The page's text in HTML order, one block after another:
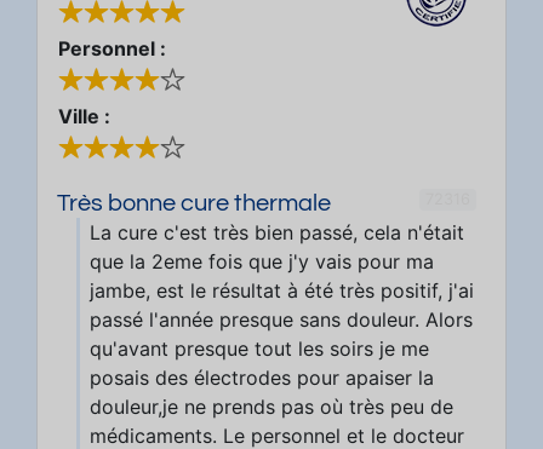
Personnel :
Ville :
Très bonne cure thermale
La cure c'est très bien passé, cela n'était
que la 2eme fois que j'y vais pour ma
jambe, est le résultat à été très positif, j'ai
passé l'année presque sans douleur. Alors
qu'avant presque tout les soirs je me
posais des électrodes pour apaiser la
douleur,je ne prends pas où très peu de
médicaments. Le personnel et le docteur